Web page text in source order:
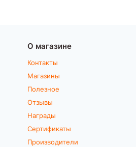
О магазине
Контакты
Магазины
Полезное
Отзывы
Награды
Сертификаты
Производители